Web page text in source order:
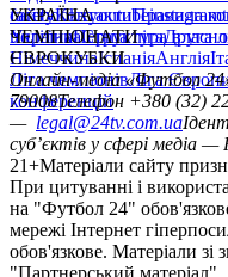
сайтуКонтактиПравила
політикаСтруктура
facebookxyoutubeinstagram
УКРАЇНА
УкраїнаПерша лігаДруга
ЧЕМПІОНАТИ
НімеччинаІспаніяАнглія
ЄВРОКУБКИ
Ліга чемпіонівЛіга
конференцій
Онлайн-медіа «Футбол
79008Телефон +380 (32)
— legal@24tv.com.ua
суб’єктів у сфері медіа —
21+Матеріали сайту
При цитуванні і
на "Футбол 24"
мережі Інтернет
обов'язкове. Матеріали